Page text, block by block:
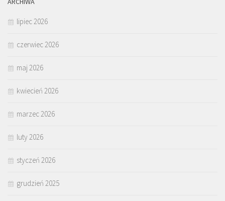
lipiec 2026
czerwiec 2026
maj 2026
kwiecień 2026
marzec 2026
luty 2026
styczeń 2026
grudzień 2025